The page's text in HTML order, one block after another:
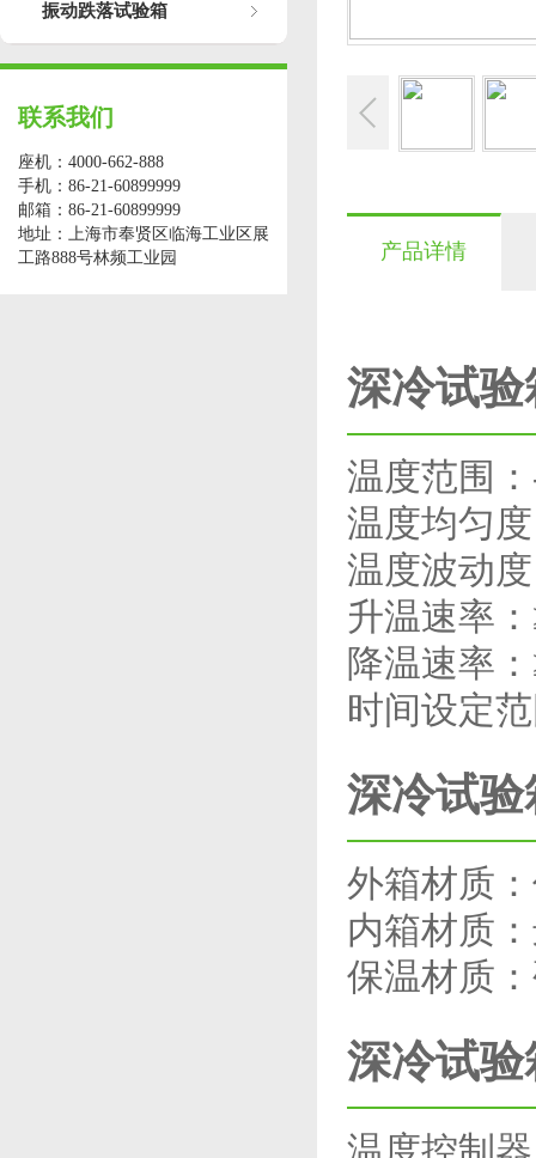
振动跌落试验箱
联系我们
座机：4000-662-888
手机：86-21-60899999
邮箱：86-21-60899999
地址：上海市奉贤区临海工业区展
工路888号林频工业园
产品详情
深冷试
温度范围
温度均匀
温度波动
升温速率
降温速率
时间设定
深冷试
外箱材质
内箱材质
保温材质
深冷试